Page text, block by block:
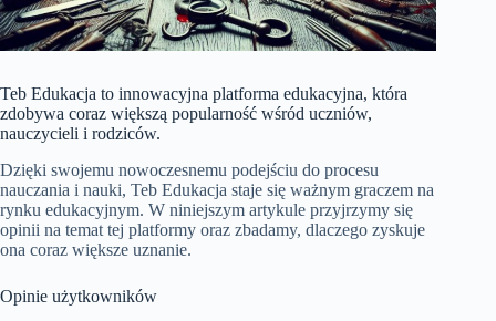
Teb Edukacja to innowacyjna platforma edukacyjna, która
zdobywa coraz większą popularność wśród uczniów,
nauczycieli i rodziców.
Dzięki swojemu nowoczesnemu podejściu do procesu
nauczania i nauki, Teb Edukacja staje się ważnym graczem na
rynku edukacyjnym. W niniejszym artykule przyjrzymy się
opinii na temat tej platformy oraz zbadamy, dlaczego zyskuje
ona coraz większe uznanie.
Opinie użytkowników